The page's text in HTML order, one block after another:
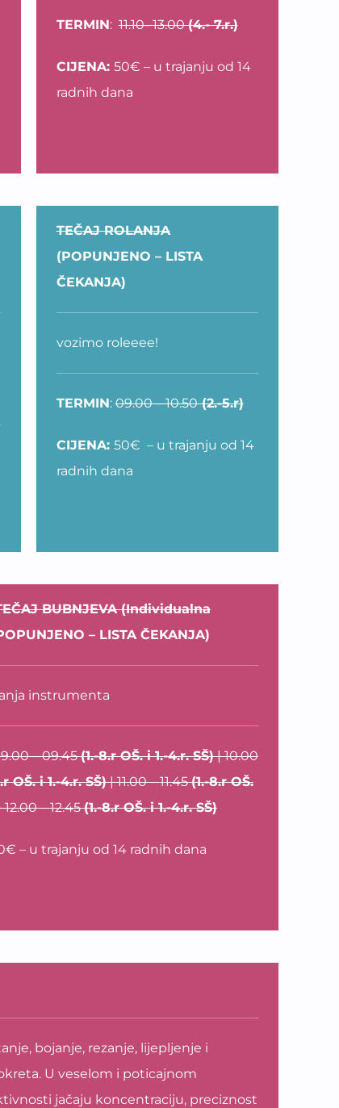
TERMIN:11.10- 13.00(4.- 7.r.)
CIJENA: 50€ – u trajanju od 14
radnih dana
TEČAJ ROLANJA
(POPUNJENO – LISTA
ČEKANJA)
vozimo roleeee!
TERMIN:09.00 – 10.50(2.-5.r)
CIJENA: 50€ – u trajanju od 14
radnih dana
BUBNJEVA (Individualna
– LISTA ČEKANJA)
instrumenta
– 09.45(1.-8.r OŠ. i 1.-4.r. SŠ)| 10.00
OŠ. i 1.-4.r. SŠ)| 11.00 – 11.45(1.-8.r OŠ.
– 12.45(1.-8.r OŠ. i 1.-4.r. SŠ)
– u trajanju od 14 radnih dana
bojanje, rezanje, lijepljenje i
U veselom i poticajnom
jačaju koncentraciju, preciznost